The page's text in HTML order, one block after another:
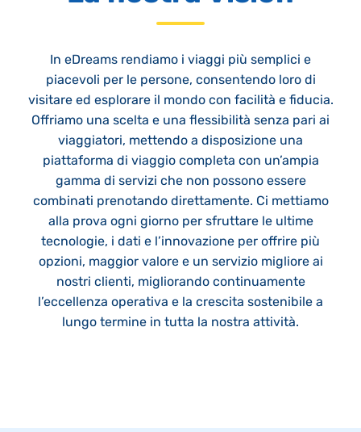
In eDreams rendiamo i viaggi più semplici e
piacevoli per le persone, consentendo loro di
visitare ed esplorare il mondo con facilità e fiducia.
Offriamo una scelta e una flessibilità senza pari ai
viaggiatori, mettendo a disposizione una
piattaforma di viaggio completa con un’ampia
gamma di servizi che non possono essere
combinati prenotando direttamente. Ci mettiamo
alla prova ogni giorno per sfruttare le ultime
tecnologie, i dati e l’innovazione per offrire più
opzioni, maggior valore e un servizio migliore ai
nostri clienti, migliorando continuamente
l’eccellenza operativa e la crescita sostenibile a
lungo termine in tutta la nostra attività.